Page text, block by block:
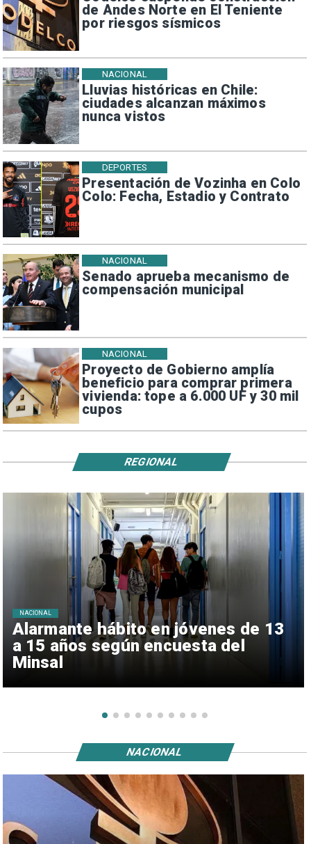
de Andes Norte en El Teniente
por riesgos sísmicos
Lluvias históricas en Chile:
ciudades alcanzan máximos
nunca vistos
NACIONAL
Presentación de Vozinha en Colo
Colo: Fecha, Estadio y Contrato
DEPORTES
Senado aprueba mecanismo de
compensación municipal
NACIONAL
Proyecto de Gobierno amplía
beneficio para comprar primera
vivienda: tope a 6.000 UF y 30 mil
cupos
NACIONAL
Alarmante hábito en jóvenes de 13
a 15 años según encuesta del
Minsal
NACIONAL
REGIONAL
NACIONAL